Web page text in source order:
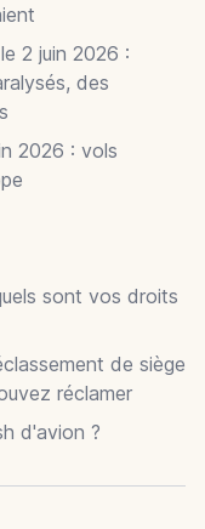
2 juin 2026 :
des
2026 : vols
sont vos droits
de siège
réclamer
d'avion ?